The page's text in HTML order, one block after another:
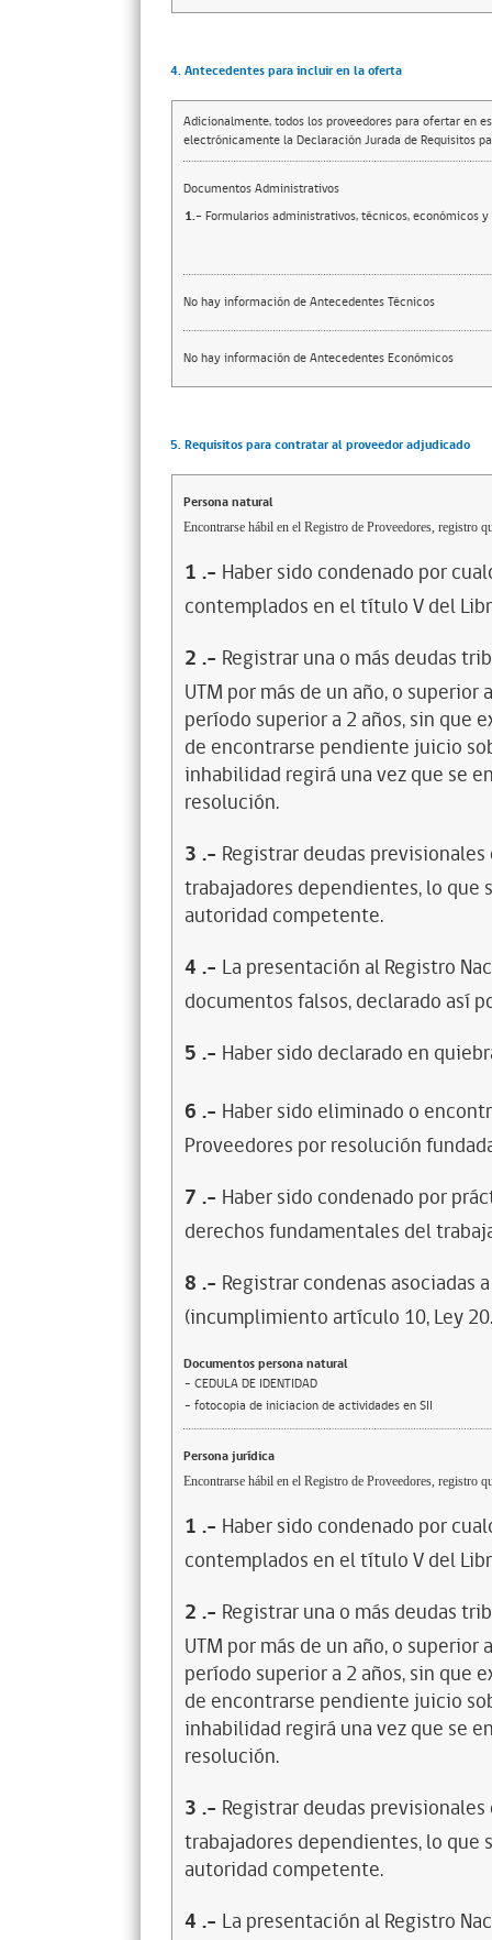
4. Antecedentes para incluir en la oferta
Adicionalmente, todos los proveedores para ofertar en
electrónicamente la Declaración Jurada de Requisitos
Documentos Administrativos
1.- Formularios administrativos, técnicos, económicos y
No hay información de Antecedentes Técnicos
No hay información de Antecedentes Económicos
5. Requisitos para contratar al proveedor adjudicado
Persona natural
Encontrarse hábil en el Registro de Proveedores, registro
1 .- Haber sido condenado por
contemplados en el título V del
2 .- Registrar una o más deudas
UTM por más de un año, o
período superior a 2 años, sin que
de encontrarse pendiente juicio
inhabilidad regirá una vez que se
resolución.
3 .- Registrar deudas
trabajadores dependientes, lo
autoridad competente.
4 .- La presentación al Registro
documentos falsos, declarado así
5 .- Haber sido declarado en
6 .- Haber sido eliminado o
Proveedores por resolución
7 .- Haber sido condenado por
derechos fundamentales del
8 .- Registrar condenas asociadas
(incumplimiento artículo 10, Ley
Documentos persona natural
- CEDULA DE IDENTIDAD
- fotocopia de iniciacion de actividades en SII
Persona jurídica
Encontrarse hábil en el Registro de Proveedores, registro
1 .- Haber sido condenado por
contemplados en el título V del
2 .- Registrar una o más deudas
UTM por más de un año, o
período superior a 2 años, sin que
de encontrarse pendiente juicio
inhabilidad regirá una vez que se
resolución.
3 .- Registrar deudas
trabajadores dependientes, lo
autoridad competente.
4 .- La presentación al Registro